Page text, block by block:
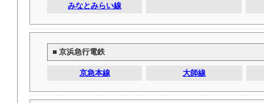
みなとみらい線
■ 京浜急行電鉄
京急本線 大師線